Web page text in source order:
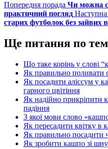
Попередня порада Чи можна
практичний погляд Наступна
старих футболок без зайвих
Ще питання по
Що таке корінь у слові
Як правильно поливати
Як посадити аліссум у
гарного цвітіння
Як надійно прикріпити
падіння
З якої мови слово
Як пересадити квітку в
Як правильно посадити
Як зробити кашпо зі